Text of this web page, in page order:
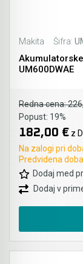
Makita Šifra:
UM600DWAE
Redna cena:
Popust: 19%
182,00 € z
Na zalogi pri
Predvidena
Dodaj med
Dodaj v
Akumulatorski
betona
Akumulatorske
Akumulatorske
Akumulatorski
Akumulatorski
Akumulatorske
Stranski in
Elastike, gurtne
Ležaji SKF
Ščetke MAKITA